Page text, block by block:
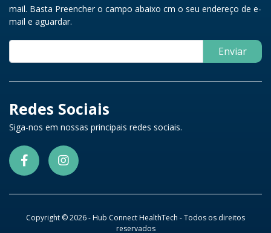
mail. Basta Preencher o campo abaixo cm o seu endereço de e-
mail e aguardar.
Enviar
Redes Sociais
Siga-nos em nossas principais redes sociais.
Copyright © 2026 - Hub Connect HealthTech - Todos os direitos
reservados